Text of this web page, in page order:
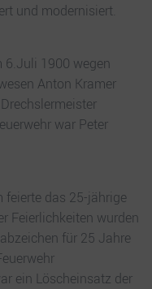
und modernisiert.
6.Juli 1900 wegen
Anton Kramer
war Peter
feierte das 25-jährige
Feierlichkeiten wurden
für 25 Jahre
ein Löscheinsatz der